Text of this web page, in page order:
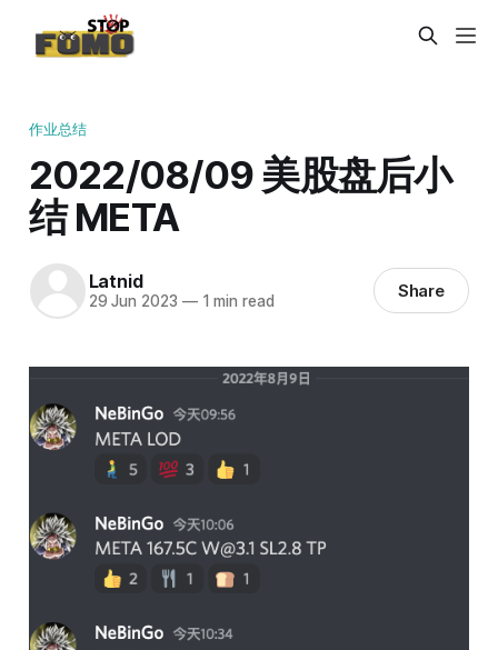
作业总结
2022/08/09 美股盘后小
结 META
Latnid
29 Jun 2023 —1 min read Share